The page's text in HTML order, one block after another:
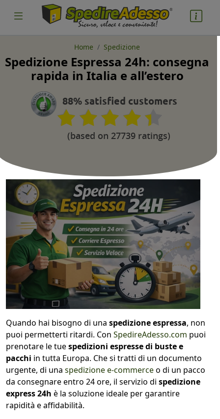
cosa spedire
Pacco
Nazione partenza
quantità
1
COLLO 1
kg cm
cm cm
calcola
Home Spedizione
Spedizione Espressa 24h: consegna
rapida in Italia e all’estero
88% satisfied customers
(based on 27739 ratings)
Quando hai bisogno di una spedizione espressa, non
puoi permetterti ritardi. Con SpedireAdesso.com puoi
prenotare le tuespedizioni espressedi buste e
pacchi in tutta Europa. Che si tratti di un documento
urgente, di una spedizione e-commerceo di un pacco
da consegnare entro 24 ore, il servizio di spedizione
express 24h è la soluzione ideale per garantire
rapidità e affidabilità.